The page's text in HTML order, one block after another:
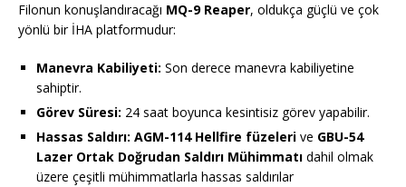
Filonun konuşlandıracağı MQ-9 Reaper, oldukça güçlü ve çok
yönlü bir İHA platformudur:
Manevra Kabiliyeti: Son derece manevra kabiliyetine
sahiptir.
Görev Süresi: 24 saat boyunca kesintisiz görev yapabilir.
Hassas Saldırı: AGM-114 Hellfire füzeleri ve GBU-54
Lazer Ortak Doğrudan Saldırı Mühimmatı dahil olmak
üzere çeşitli mühimmatlarla hassas saldırılar